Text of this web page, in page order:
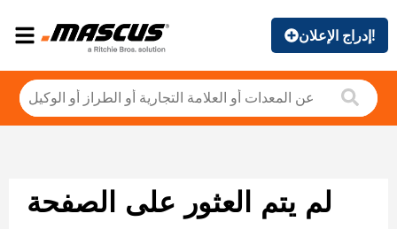
إدراج الإعلان!
لم يتم العثور على الصفحة